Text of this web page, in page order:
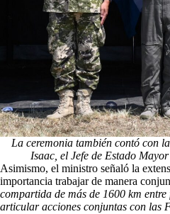
La ceremonia también contó con
Isaac, el Jefe de Estado
Asimismo, el ministro señaló la
importancia trabajar de manera
compartida de más de 1600 km
articular acciones conjuntas con las